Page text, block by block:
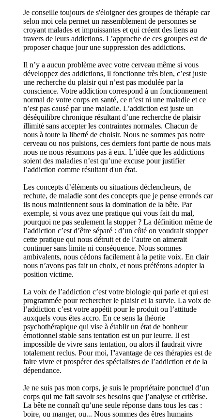
Je conseille toujours de s'éloigner des groupes de thérapie car
selon moi cela permet un rassemblement de personnes se
croyant malades et impuissantes et qui créent des liens au
travers de leurs addictions. L’approche de ces groupes est de
proposer chaque jour une suppression des addictions.
Il n’y a aucun problème avec votre cerveau même si vous
développez des addictions, il fonctionne très bien, c’est juste
une recherche du plaisir qui n’est pas modulée par la
conscience. Votre addiction correspond à un fonctionnement
normal de votre corps en santé, ce n’est ni une maladie et ce
n’est pas causé par une maladie. L’addiction est juste un
déséquilibre chronique résultant d’une recherche de plaisir
illimité sans accepter les contraintes normales. Chacun de
nous à toute la liberté de choisir. Nous ne sommes pas notre
cerveau ou nos pulsions, ces derniers font partie de nous mais
nous ne nous résumons pas à eux. L’idée que les addictions
soient des maladies n’est qu’une excuse pour justifier
l’addiction comme résultant d'un état.
Les concepts d’éléments ou situations déclencheurs, de
rechute, de maladie sont des concepts que je pense erronés car
ils nous maintiennent sous la domination de la bête. Par
exemple, si vous avez une pratique qui vous fait du mal,
pourquoi ne pas seulement la stopper ? La définition même de
l’addiction c’est d’être séparé : d’un côté on voudrait stopper
cette pratique qui nous détruit et de l’autre on aimerait
continuer sans limite ni conséquence. Nous sommes
ambivalents, nous cédons facilement à la petite voix. En clair
nous n’avons pas fait un choix, et nous préférons adopter la
position victime.
La voix de l’addiction c’est votre biologie qui parle et qui est
programmée pour rechercher le plaisir et la survie. La voix de
l’addiction c’est votre appétit pour le produit ou l’attitude
auxquels vous êtes accro. En ce sens la théorie
psychothérapique qui vise à établir un état de bonheur
émotionnel stable sans tentation est un pur leurre. Il est
impossible de vivre sans tentation, ou alors il faudrait vivre
totalement reclus. Pour moi, l''avantage de ces thérapies est de
faire vivre et prospérer des spécialistes de l’addiction et de la
dépendance.
Je ne suis pas mon corps, je suis le propriétaire ponctuel d’un
corps qui me fait savoir ses besoins que j’analyse et critèrise.
La bête ne connaît qu’une seule réponse dans tous les cas :
boire, ou manger, ou... Nous sommes des êtres humains